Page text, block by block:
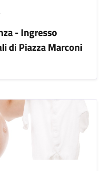
- Ingresso
di Piazza Marconi